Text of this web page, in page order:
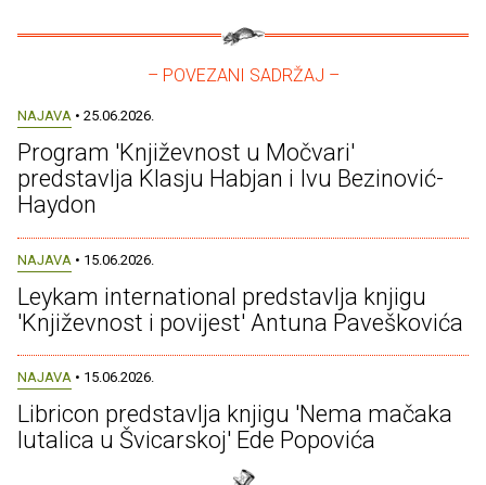
– POVEZANI SADRŽAJ –
NAJAVA • 25.06.2026.
Program 'Književnost u Močvari'
predstavlja Klasju Habjan i Ivu Bezinović-
Haydon
NAJAVA • 15.06.2026.
Leykam international predstavlja knjigu
'Književnost i povijest' Antuna Paveškovića
NAJAVA • 15.06.2026.
Libricon predstavlja knjigu 'Nema mačaka
lutalica u Švicarskoj' Ede Popovića